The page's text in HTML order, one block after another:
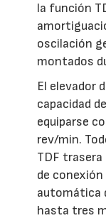
la función
oscilación
montados
El elevador
capacidad
equiparse
rev/min.
TDF
de
automática
hasta tres